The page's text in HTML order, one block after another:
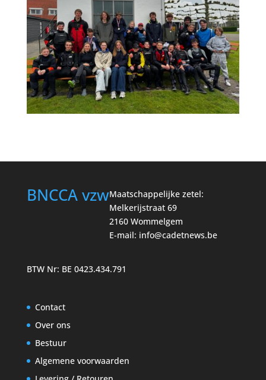
BNCCA vzwMaatschappelijke zetel:
Melkerijstraat 69
2160 Wommelgem
E-mail: info@cadetnews.be
BTW Nr: BE 0423.434.791
Contact
Over ons
Bestuur
Algemene voorwaarden